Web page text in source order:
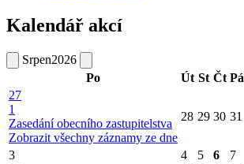
Kalendář akcí
Srpen2026
Po
Út St Čt Pá
27
1
Zasedání obecního zastupitelstva
Zobrazit všechny záznamy ze dne
28 29 30 31
3 4 5 6 7